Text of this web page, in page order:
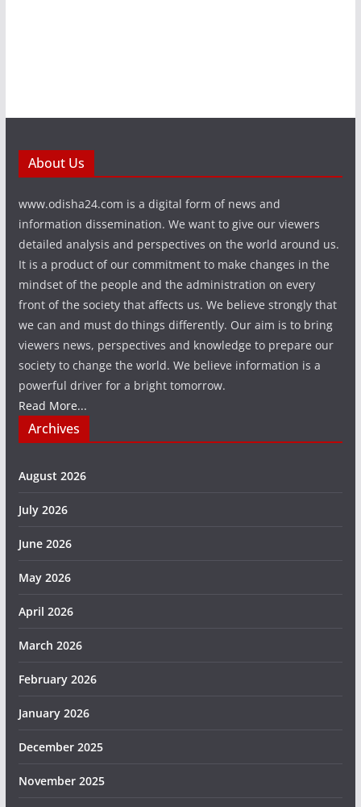
About Us
www.odisha24.com is a digital form of news and
information dissemination. We want to give our viewers
detailed analysis and perspectives on the world around us.
It is a product of our commitment to make changes in the
mindset of the people and the administration on every
front of the society that affects us. We believe strongly that
we can and must do things differently. Our aim is to bring
viewers news, perspectives and knowledge to prepare our
society to change the world. We believe information is a
powerful driver for a bright tomorrow.
Read More...
Archives
August 2026
July 2026
June 2026
May 2026
April 2026
March 2026
February 2026
January 2026
December 2025
November 2025